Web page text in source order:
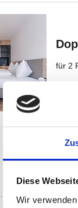
Diese
Wir